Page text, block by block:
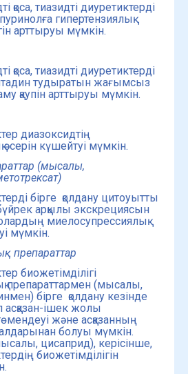
қоса, тиазидті диуретиктерді
гипертензиялық
арттыруы мүмкін.
қоса, тиазидті диуретиктерді
тудыратын жағымсыз
қаупін арттыруы мүмкін.
диазоксидтің
күшейтуі мүмкін.
(мысалы,
бірге қолдану цитоуытты
арқылы экскрециясын
миелосупрессиялық
мүмкін.
препараттар
биожетімділігі
препараттармен (мысалы,
бірге қолдану кезінде
ішек жолы
және асқазанның
болуы мүмкін.
цисаприд), керісінше,
биожетімділігін